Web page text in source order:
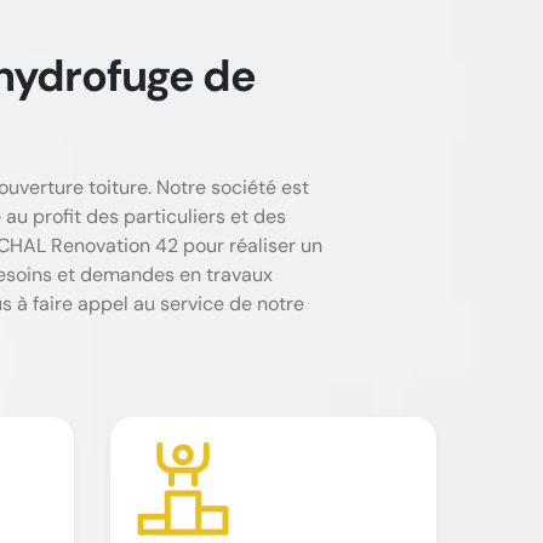
de
toiture. Notre société est
profit des particuliers et des
Renovation 42 pour réaliser un
et demandes en travaux
à faire appel au service de notre